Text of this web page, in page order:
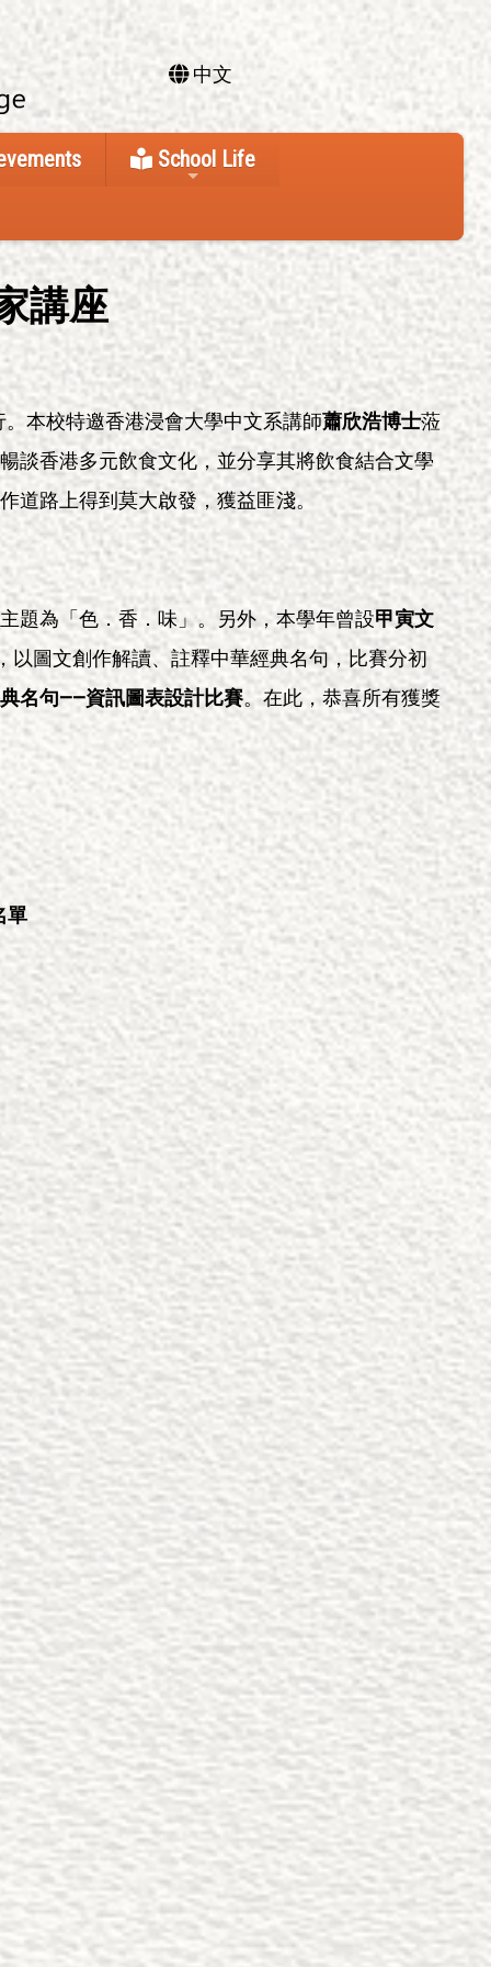
中文
School Life
講座
本校特邀香港浸會大學中文系講師蕭欣浩博士蒞
談香港多元飲食文化，並分享其將飲食結合文學
道路上得到莫大啟發，獲益匪淺。
題為「色．香．味」。另外，本學年曾設甲寅文
以圖文創作解讀、註釋中華經典名句，比賽分初
名句——資訊圖表設計比賽。在此，恭喜所有獲獎
單